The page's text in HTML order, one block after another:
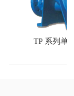
KL系列